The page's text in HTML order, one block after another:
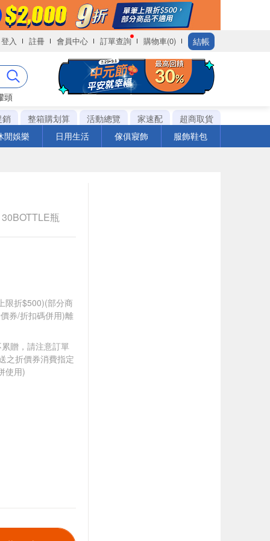
登入 註冊 會員中心 訂單查詢 購物車(0) 結帳
頭
銷
整箱購划算 活動總覽 家速配
超商取貨
閒娛樂
日用生活 傢俱寢飾 服飾鞋包
瓶
限折$500)(部分商
券/折扣碼併用)離
贈，請注意訂單
之折價券消費指定
使用)